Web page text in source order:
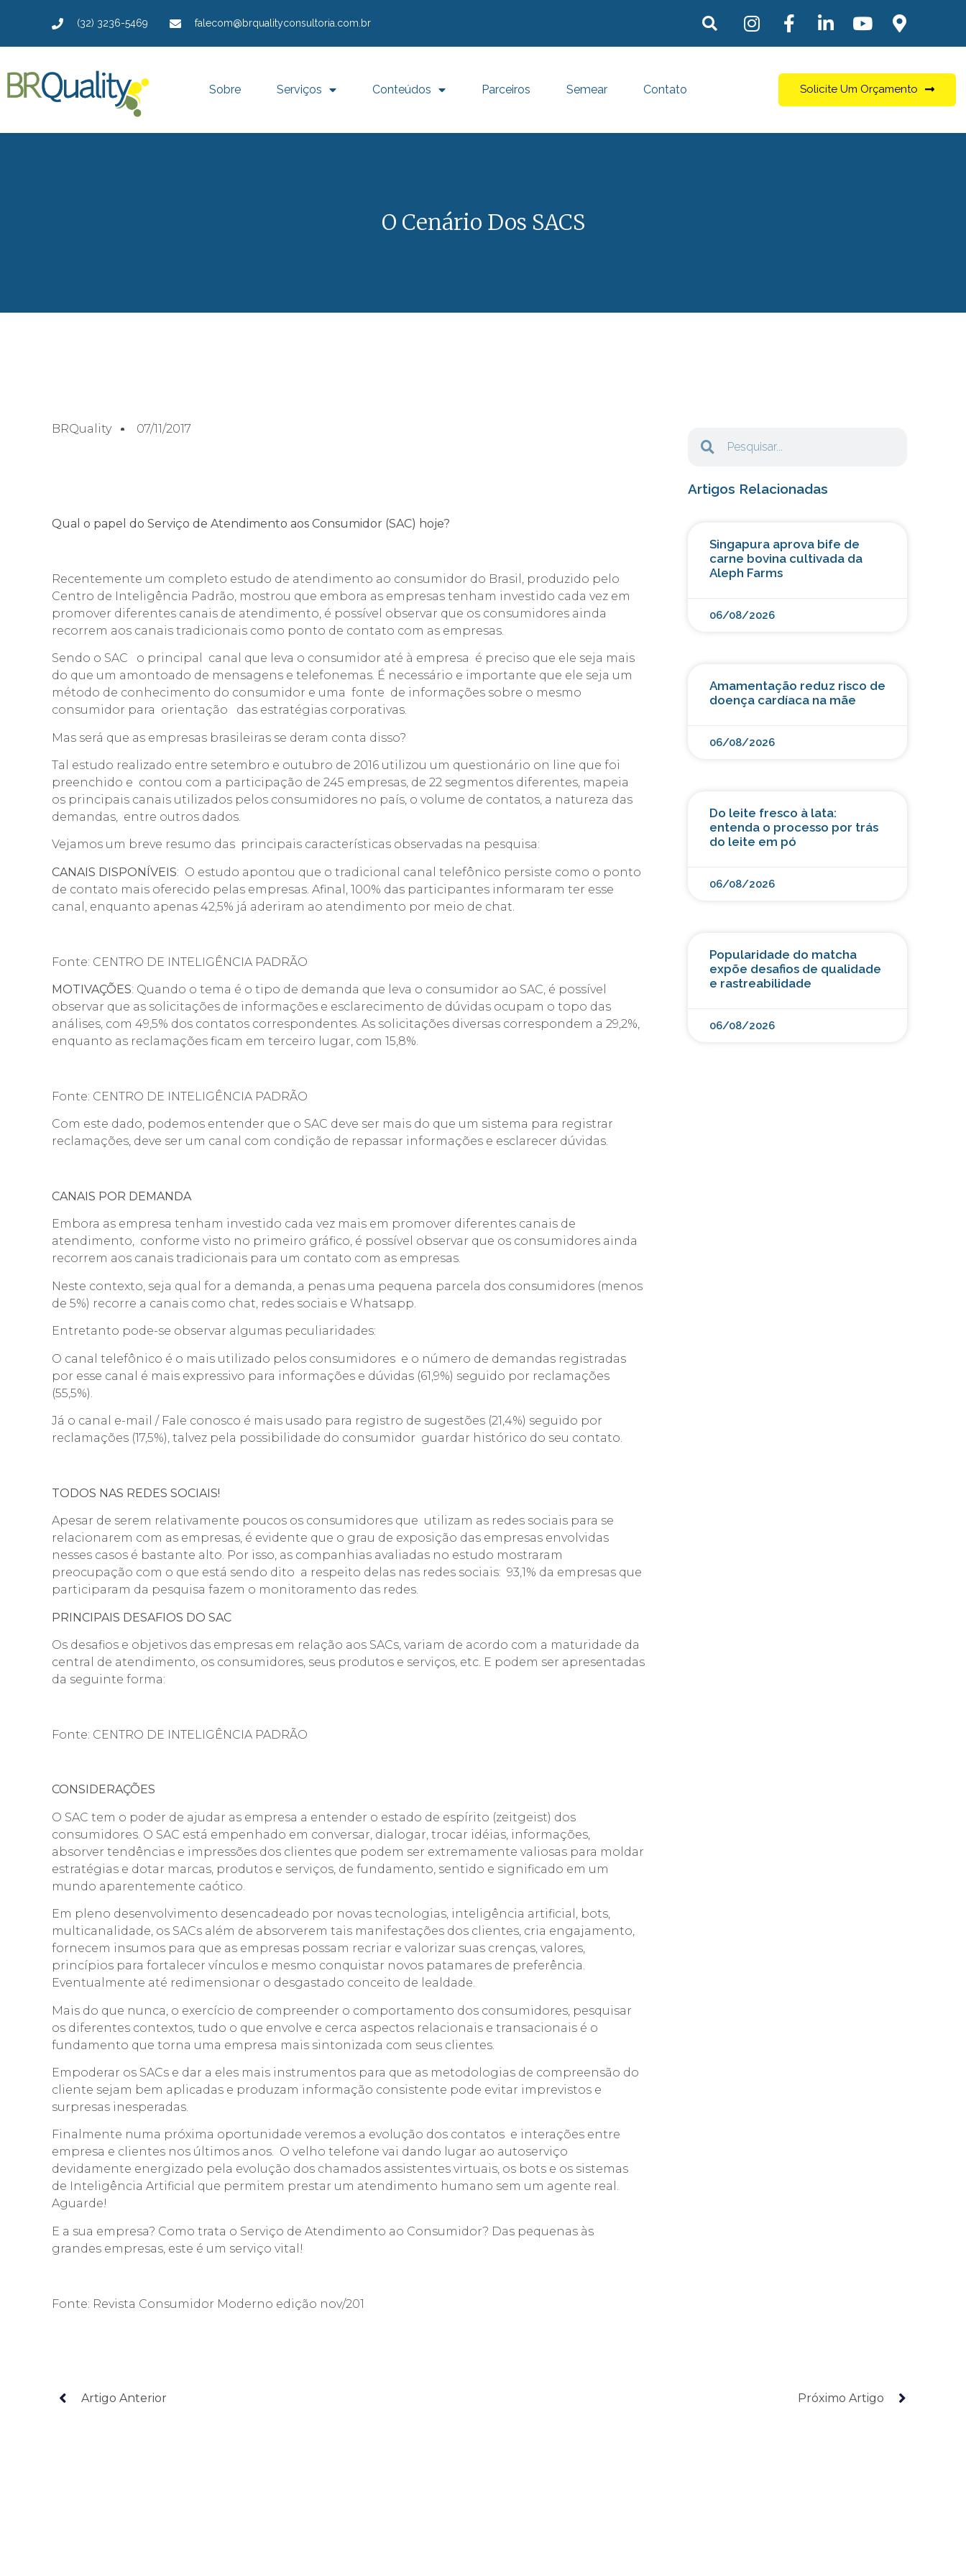
(32) 3236-5469 falecom@brqualityconsultoria.com.br
Sobre Serviços Conteúdos Parceiros Semear Contato Solicite Um Orçamento
O Cenário Dos SACS
BRQuality 07/11/2017
Qual o papel do Serviço de Atendimento aos Consumidor (SAC) hoje?
Recentemente um completo estudo de atendimento ao consumidor do Brasil, produzido pelo
Centro de Inteligência Padrão, mostrou que embora as empresas tenham investido cada vez em
promover diferentes canais de atendimento, é possível observar que os consumidores ainda
recorrem aos canais tradicionais como ponto de contato com as empresas.
Sendo o SAC o principal canal que leva o consumidor até à empresa é preciso que ele seja mais
do que um amontoado de mensagens e telefonemas. É necessário e importante que ele seja um
método de conhecimento do consumidor e uma fonte de informações sobre o mesmo
consumidor para orientação das estratégias corporativas.
Mas será que as empresas brasileiras se deram conta disso?
Tal estudo realizado entre setembro e outubro de 2016 utilizou um questionário on line que foi
preenchido e contou com a participação de 245 empresas, de 22 segmentos diferentes, mapeia
os principais canais utilizados pelos consumidores no país, o volume de contatos, a natureza das
demandas, entre outros dados.
Vejamos um breve resumo das principais características observadas na pesquisa:
CANAIS DISPONÍVEIS: O estudo apontou que o tradicional canal telefônico persiste como o ponto
de contato mais oferecido pelas empresas. Afinal, 100% das participantes informaram ter esse
canal, enquanto apenas 42,5% já aderiram ao atendimento por meio de chat.
Fonte: CENTRO DE INTELIGÊNCIA PADRÃO
MOTIVAÇÕES: Quando o tema é o tipo de demanda que leva o consumidor ao SAC, é possível
observar que as solicitações de informações e esclarecimento de dúvidas ocupam o topo das
análises, com 49,5% dos contatos correspondentes. As solicitações diversas correspondem a 29,2%,
enquanto as reclamações ficam em terceiro lugar, com 15,8%.
Fonte: CENTRO DE INTELIGÊNCIA PADRÃO
Com este dado, podemos entender que o SAC deve ser mais do que um sistema para registrar
reclamações, deve ser um canal com condição de repassar informações e esclarecer dúvidas.
CANAIS POR DEMANDA
Embora as empresa tenham investido cada vez mais em promover diferentes canais de
atendimento, conforme visto no primeiro gráfico, é possível observar que os consumidores ainda
recorrem aos canais tradicionais para um contato com as empresas.
Neste contexto, seja qual for a demanda, a penas uma pequena parcela dos consumidores (menos
de 5%) recorre a canais como chat, redes sociais e Whatsapp.
Entretanto pode-se observar algumas peculiaridades:
O canal telefônico é o mais utilizado pelos consumidores e o número de demandas registradas
por esse canal é mais expressivo para informações e dúvidas (61,9%) seguido por reclamações
(55,5%).
Já o canal e-mail / Fale conosco é mais usado para registro de sugestões (21,4%) seguido por
reclamações (17,5%), talvez pela possibilidade do consumidor guardar histórico do seu contato.
TODOS NAS REDES SOCIAIS!
Apesar de serem relativamente poucos os consumidores que utilizam as redes sociais para se
relacionarem com as empresas, é evidente que o grau de exposição das empresas envolvidas
nesses casos é bastante alto. Por isso, as companhias avaliadas no estudo mostraram
preocupação com o que está sendo dito a respeito delas nas redes sociais: 93,1% da empresas que
participaram da pesquisa fazem o monitoramento das redes.
PRINCIPAIS DESAFIOS DO SAC
Os desafios e objetivos das empresas em relação aos SACs, variam de acordo com a maturidade da
central de atendimento, os consumidores, seus produtos e serviços, etc. E podem ser apresentadas
da seguinte forma:
Fonte: CENTRO DE INTELIGÊNCIA PADRÃO
CONSIDERAÇÕES
O SAC tem o poder de ajudar as empresa a entender o estado de espírito (zeitgeist) dos
consumidores. O SAC está empenhado em conversar, dialogar, trocar idéias, informações,
absorver tendências e impressões dos clientes que podem ser extremamente valiosas para moldar
estratégias e dotar marcas, produtos e serviços, de fundamento, sentido e significado em um
mundo aparentemente caótico.
Em pleno desenvolvimento desencadeado por novas tecnologias, inteligência artificial, bots,
multicanalidade, os SACs além de absorverem tais manifestações dos clientes, cria engajamento,
fornecem insumos para que as empresas possam recriar e valorizar suas crenças, valores,
princípios para fortalecer vínculos e mesmo conquistar novos patamares de preferência.
Eventualmente até redimensionar o desgastado conceito de lealdade.
Mais do que nunca, o exercício de compreender o comportamento dos consumidores, pesquisar
os diferentes contextos, tudo o que envolve e cerca aspectos relacionais e transacionais é o
fundamento que torna uma empresa mais sintonizada com seus clientes.
Empoderar os SACs e dar a eles mais instrumentos para que as metodologias de compreensão do
cliente sejam bem aplicadas e produzam informação consistente pode evitar imprevistos e
surpresas inesperadas.
Finalmente numa próxima oportunidade veremos a evolução dos contatos e interações entre
empresa e clientes nos últimos anos. O velho telefone vai dando lugar ao autoserviço
devidamente energizado pela evolução dos chamados assistentes virtuais, os bots e os sistemas
de Inteligência Artificial que permitem prestar um atendimento humano sem um agente real.
Aguarde!
E a sua empresa? Como trata o Serviço de Atendimento ao Consumidor? Das pequenas às
grandes empresas, este é um serviço vital!
Fonte: Revista Consumidor Moderno edição nov/201
Artigos Relacionadas
Singapura aprova bife de
carne bovina cultivada da
Aleph Farms
06/08/2026
Amamentação reduz risco de
doença cardíaca na mãe
06/08/2026
Do leite fresco à lata:
entenda o processo por trás
do leite em pó
06/08/2026
Popularidade do matcha
expõe desafios de qualidade
e rastreabilidade
06/08/2026
Artigo Anterior Próximo Artigo